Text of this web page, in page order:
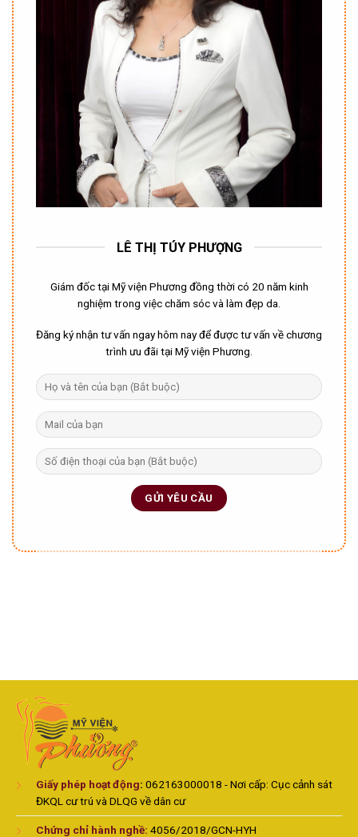
LÊ THỊ TÚY PHƯỢNG
Giám đốc tại Mỹ viện Phương đồng thời có 20 năm kinh
nghiệm trong việc chăm sóc và làm đẹp da.
Đăng ký nhận tư vấn ngay hôm nay để được tư vấn về chương
trình ưu đãi tại Mỹ viện Phương.
Giấy phép hoạt động: 062163000018 - Nơi cấp: Cục cảnh sát
ĐKQL cư trú và DLQG về dân cư
Chứng chỉ hành nghề: 4056/2018/GCN-HYH